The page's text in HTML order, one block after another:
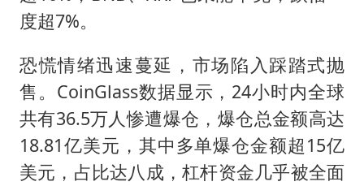
度超7%。
恐慌情绪迅速蔓延，市场陷入踩踏式抛
售。CoinGlass数据显示，24小时内全球
共有36.5万人惨遭爆仓，爆仓总金额高达
18.81亿美元，其中多单爆仓金额超15亿
美元，占比达八成，杠杆资金几乎被全面